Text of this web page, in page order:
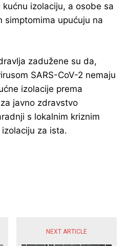
izolaciju, a osobe sa
simptomima upućuju na
zadužene su da,
SARS-CoV-2 nemaju
izolacije prema
javno zdravstvo
s lokalnim kriznim
za ista.
NEXT ARTICLE